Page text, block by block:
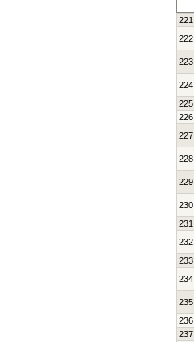
221
222
223
224
225
226
227
228
229
230
231
232
233
234
235
236
237